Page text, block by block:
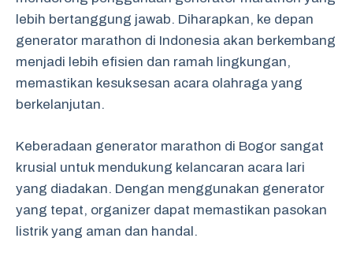
lebih bertanggung jawab. Diharapkan, ke depan
generator marathon di Indonesia akan berkembang
menjadi lebih efisien dan ramah lingkungan,
memastikan kesuksesan acara olahraga yang
berkelanjutan.
Keberadaan generator marathon di Bogor sangat
krusial untuk mendukung kelancaran acara lari
yang diadakan. Dengan menggunakan generator
yang tepat, organizer dapat memastikan pasokan
listrik yang aman dan handal.